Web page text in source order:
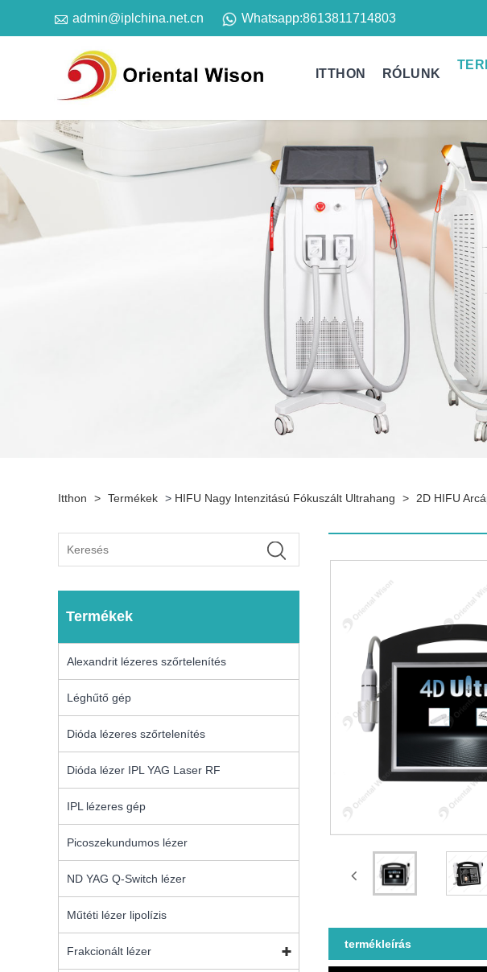
 admin@iplchina.net.cn Whatsapp:8613811714803
ITTHON RÓLUNK
Itthon > Termékek > HIFU Nagy Intenzitású Fókuszált Ultrahang > 2D HIFU
Termékek
Alexandrit lézeres szőrtelenítés
Léghűtő gép
Dióda lézeres szőrtelenítés
Dióda lézer IPL YAG Laser RF
IPL lézeres gép
Picoszekundumos lézer
ND YAG Q-Switch lézer
Műtéti lézer lipolízis
Frakcionált lézer
termékleírás